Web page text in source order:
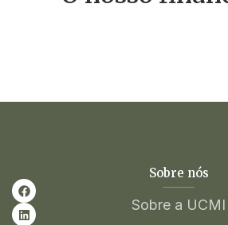
Sobre nós
Sobre a UCMI